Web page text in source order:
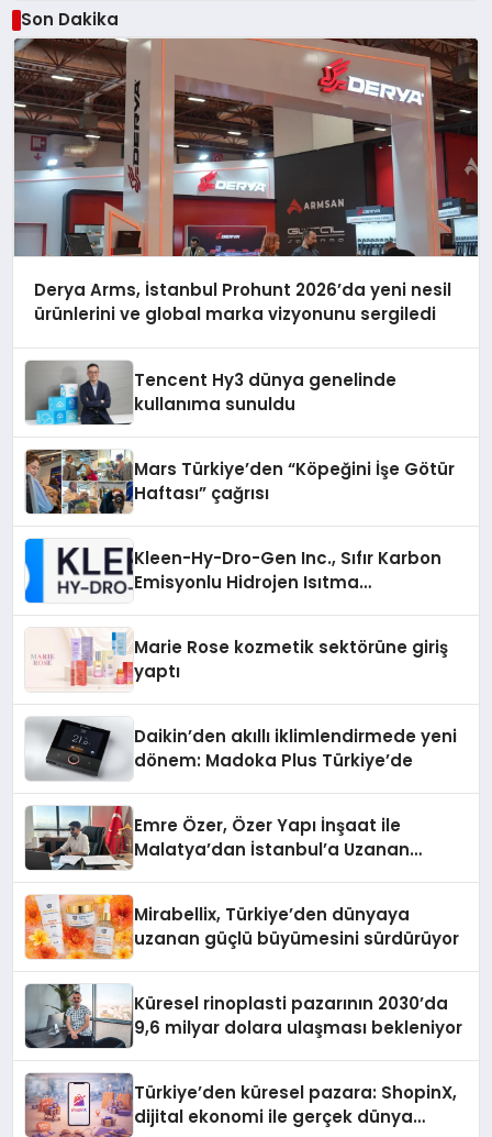
Son Dakika
Derya Arms, İstanbul Prohunt 2026’da yeni nesil
ürünlerini ve global marka vizyonunu sergiledi
Tencent Hy3 dünya genelinde
kullanıma sunuldu
Mars Türkiye’den “Köpeğini İşe Götür
Haftası” çağrısı
Kleen-Hy-Dro-Gen Inc., Sıfır Karbon
Emisyonlu Hidrojen Isıtma
Marie Rose kozmetik sektörüne giriş
yaptı
Daikin’den akıllı iklimlendirmede yeni
dönem: Madoka Plus Türkiye’de
Emre Özer, Özer Yapı İnşaat ile
Malatya’dan İstanbul’a Uzanan
Mirabellix, Türkiye’den dünyaya
uzanan güçlü büyümesini sürdürüyor
Küresel rinoplasti pazarının 2030’da
9,6 milyar dolara ulaşması bekleniyor
Türkiye’den küresel pazara: ShopinX,
dijital ekonomi ile gerçek dünya